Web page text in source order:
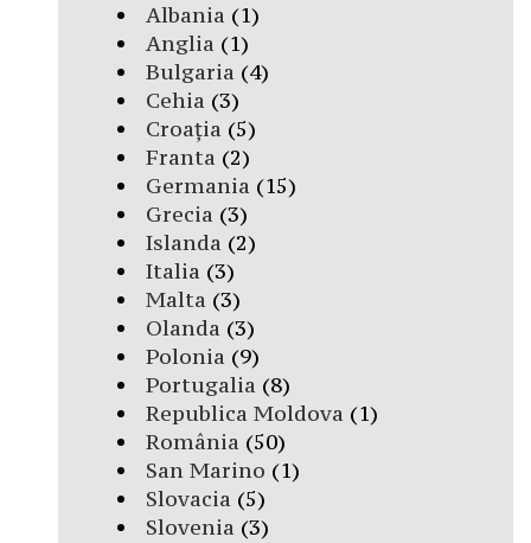
Albania (1)
Anglia (1)
Bulgaria (4)
Cehia (3)
Croația (5)
Franta (2)
Germania (15)
Grecia (3)
Islanda (2)
Italia (3)
Malta (3)
Olanda (3)
Polonia (9)
Portugalia (8)
Republica Moldova (1)
România (50)
San Marino (1)
Slovacia (5)
Slovenia (3)